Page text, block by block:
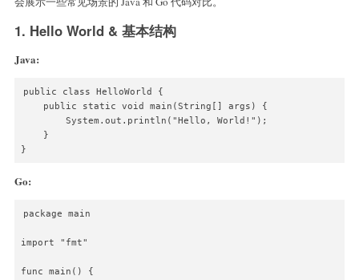
1. Hello World & 基本结构
Java:
public class HelloWorld {
    public static void main(String[] args) {
        System.out.println("Hello, World!");
    }
}
Go:
package main
import "fmt"
func main() {